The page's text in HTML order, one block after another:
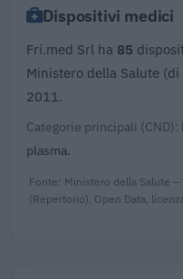
Dispositivi medici
Fri.med Srl ha 85
Ministero della Salute
2011.
Categorie principali (CND):
plasma.
Fonte: Ministero della Salute
(Repertorio). Open Data,